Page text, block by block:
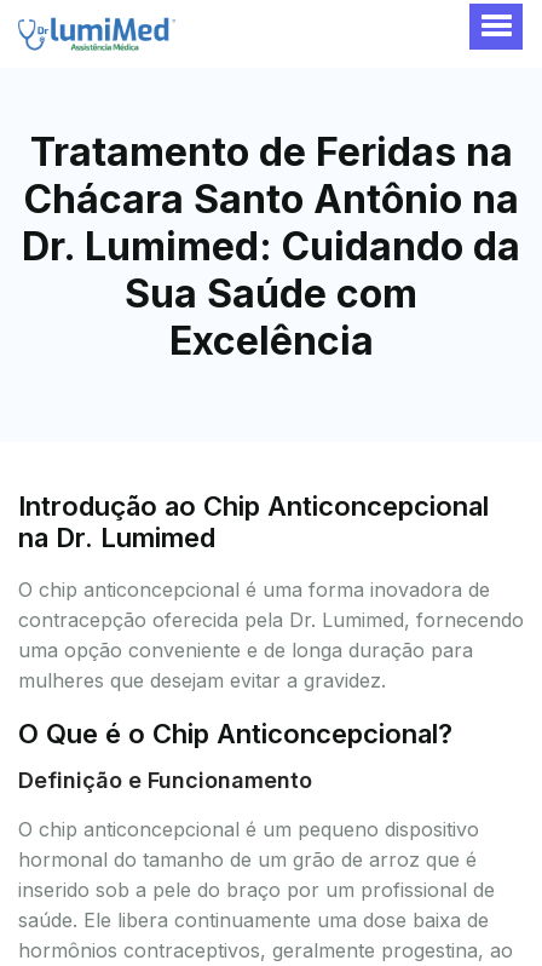
Tratamento de Feridas na
Chácara Santo Antônio na
Dr. Lumimed: Cuidando da
Sua Saúde com
Excelência
Introdução ao Chip Anticoncepcional
na Dr. Lumimed
O chip anticoncepcional é uma forma inovadora de
contracepção oferecida pela Dr. Lumimed, fornecendo
uma opção conveniente e de longa duração para
mulheres que desejam evitar a gravidez.
O Que é o Chip Anticoncepcional?
Definição e Funcionamento
O chip anticoncepcional é um pequeno dispositivo
hormonal do tamanho de um grão de arroz que é
inserido sob a pele do braço por um profissional de
saúde. Ele libera continuamente uma dose baixa de
hormônios contraceptivos, geralmente progestina, ao